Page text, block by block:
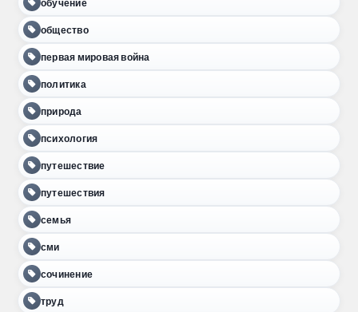
обучение
общество
первая мировая война
политика
природа
психология
путешествие
путешествия
семья
сми
сочинение
труд